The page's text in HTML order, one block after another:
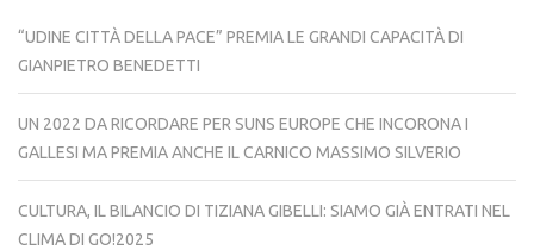
“UDINE CITTÀ DELLA PACE” PREMIA LE GRANDI CAPACITÀ DI
GIANPIETRO BENEDETTI
UN 2022 DA RICORDARE PER SUNS EUROPE CHE INCORONA I
GALLESI MA PREMIA ANCHE IL CARNICO MASSIMO SILVERIO
CULTURA, IL BILANCIO DI TIZIANA GIBELLI: SIAMO GIÀ ENTRATI NEL
CLIMA DI GO!2025